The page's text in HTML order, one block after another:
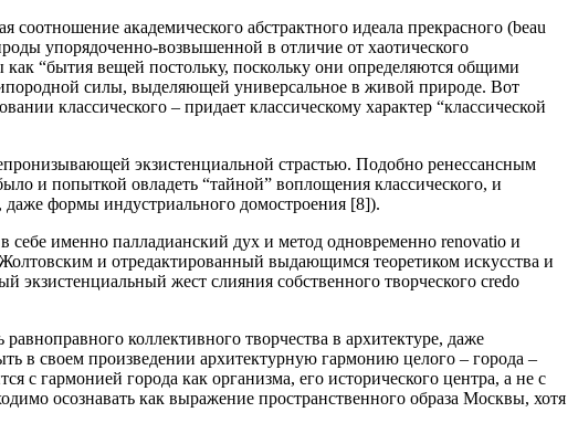
академического абстрактного идеала прекрасного (beau
упорядоченно-возвышенной в отличие от хаотического
“бытия вещей постольку, поскольку они определяются общими
силы, выделяющей универсальное в живой природе. Вот
классического – придает классическому характер “классической
экзистенциальной страстью. Подобно ренессансным
и попыткой овладеть “тайной” воплощения классического, и
даже формы индустриального домостроения [8]).
именно палладианский дух и метод одновременно renovatio и
и отредактированный выдающимся теоретиком искусства и
экзистенциальный жест слияния собственного творческого credo
коллективного творчества в архитектуре, даже
в своем произведении архитектурную гармонию целого – города –
с гармонией города как организма, его исторического центра, а не с
осознавать как выражение пространственного образа Москвы, хотя